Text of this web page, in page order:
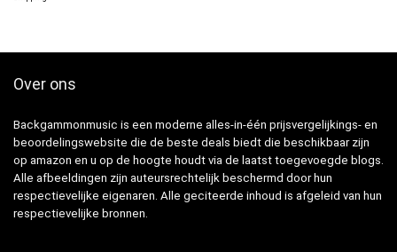
Over ons
Backgammonmusic is een moderne alles-in-één prijsvergelijkings- en
beoordelingswebsite die de beste deals biedt die beschikbaar zijn
op amazon en u op de hoogte houdt via de laatst toegevoegde blogs.
Alle afbeeldingen zijn auteursrechtelijk beschermd door hun
respectievelijke eigenaren. Alle geciteerde inhoud is afgeleid van hun
respectievelijke bronnen.